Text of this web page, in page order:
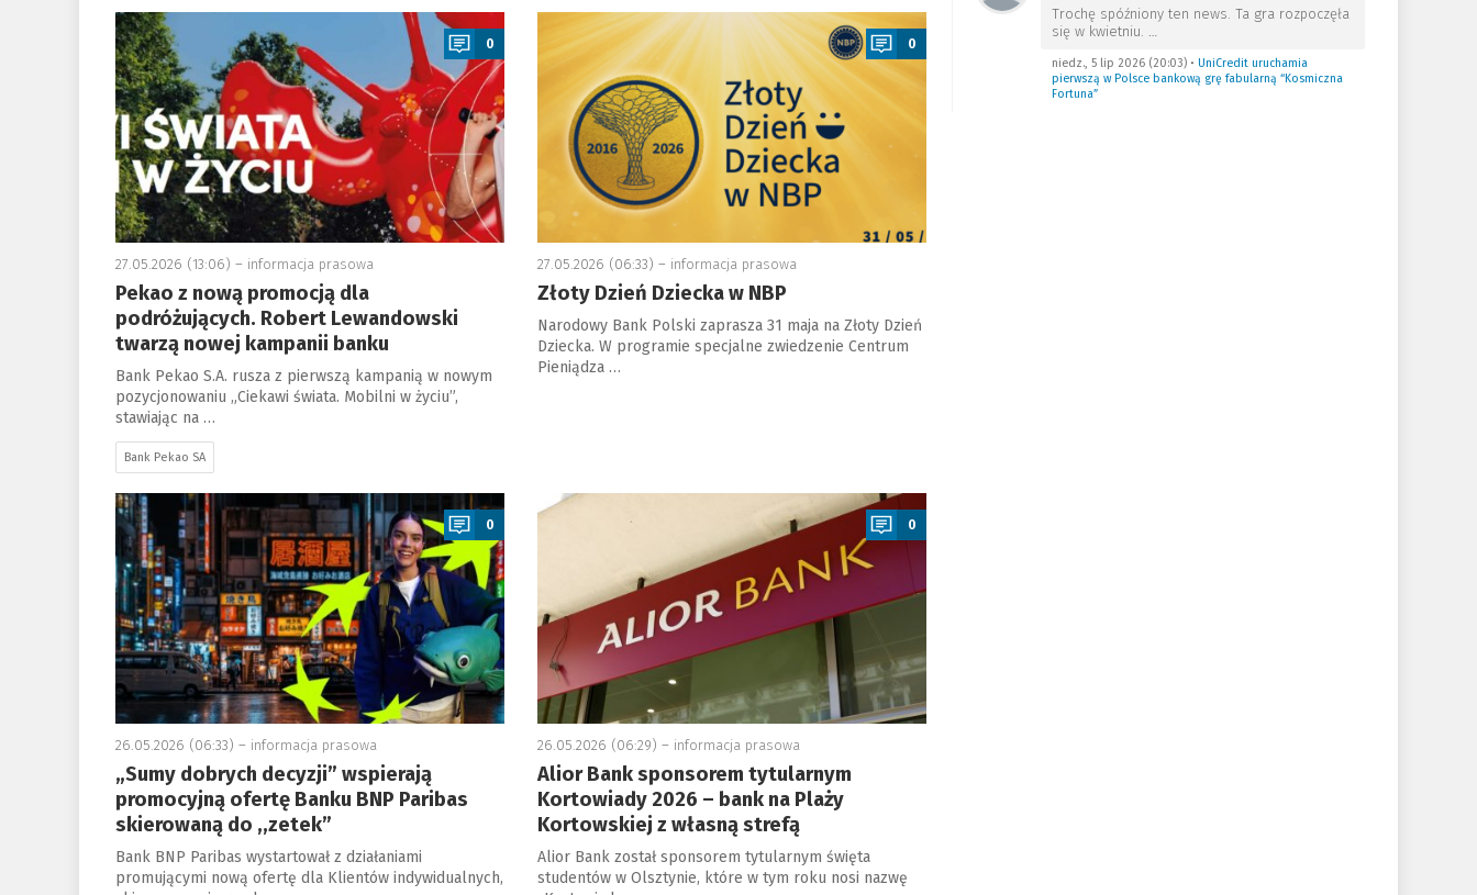
a
0
27.05.2026 (13:06) – informacja prasowa
Pekao z nową promocją dla
podróżujących. Robert Lewandowski
twarzą nowej kampanii banku
Bank Pekao S.A. rusza z pierwszą kampanią w nowym
pozycjonowaniu „Ciekawi świata. Mobilni w życiu”,
stawiając na …
Bank Pekao SA
a
0
27.05.2026 (06:33) – informacja prasowa
Złoty Dzień Dziecka w NBP
Narodowy Bank Polski zaprasza 31 maja na Złoty Dzień
Dziecka. W programie specjalne zwiedzenie Centrum
Pieniądza …
a
0
26.05.2026 (06:33) – informacja prasowa
„Sumy dobrych decyzji” wspierają
promocyjną ofertę Banku BNP Paribas
skierowaną do ,,zetek”
Bank BNP Paribas wystartował z działaniami
promującymi nową ofertę dla Klientów indywidualnych,
0
26.05.2026 (06:29) – informacja prasowa
Alior Bank sponsorem tytularnym
Kortowiady 2026 – bank na Plaży
Kortowskiej z własną strefą
Alior Bank został sponsorem tytularnym święta
studentów w Olsztynie, które w tym roku nosi nazwę
Trochę spóźniony ten news. Ta gra rozpoczęła
się w kwietniu. …
niedz., 5 lip 2026 (20:03)• UniCredit uruchamia
pierwszą w Polsce bankową grę fabularną “Kosmiczna
Fortuna”